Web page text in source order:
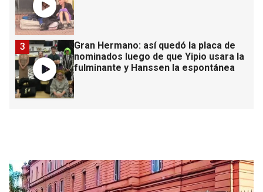
Gran Hermano: así quedó la placa de
nominados luego de que Yipio usara la
fulminante y Hanssen la espontánea
3